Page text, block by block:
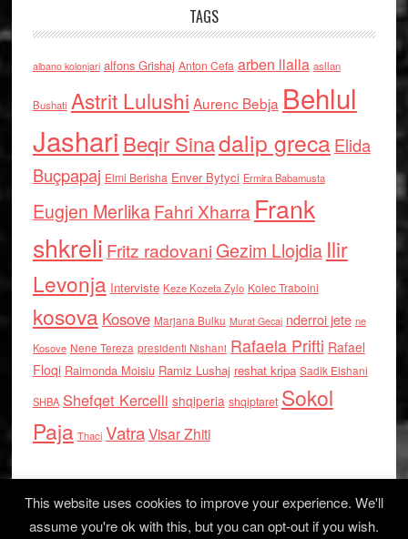
TAGS
albano kolonjari alfons Grishaj Anton Cefa arben llalla asllan
Bushati Astrit Lulushi Aurenc Bebja Behlul
Jashari Beqir Sinadalip grecaElida
Buçpapaj Elmi Berisha Enver Bytyci Ermira Babamusta
Eugjen MerlikaFahri Xharra Frank
shkreli Fritz radovaniGezim Llojdia Ilir
Levonja Interviste Keze Kozeta Zylo Kolec Traboini
kosova Kosove Marjana Bulku Murat Gecaj nderroi jete ne
Kosove Nene Tereza presidenti Nishani Rafaela Prifti Rafael
Floqi Raimonda Moisiu Ramiz Lushaj reshat kripa Sadik Elshani
SHBA Shefqet Kercelli shqiperia shqiptaret Sokol
Paja Thaci VatraVisar Zhiti
This website uses cookies to improve your experience. We'll
assume you're ok with this, but you can opt-out if you wish.